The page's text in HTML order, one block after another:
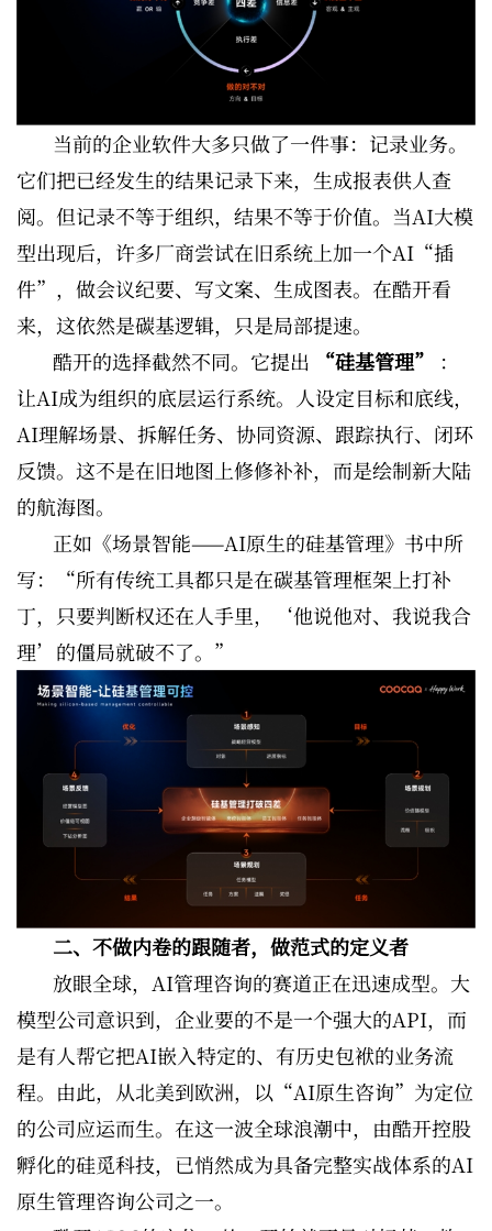
当前的企业软件大多只做了一件事：记录业务。
它们把已经发生的结果记录下来，生成报表供人查
阅。但记录不等于组织，结果不等于价值。当AI大模
型出现后，许多厂商尝试在旧系统上加一个AI“插
件”，做会议纪要、写文案、生成图表。在酷开看
来，这依然是碳基逻辑，只是局部提速。
酷开的选择截然不同。它提出
“硅基管理”
：
让AI成为组织的底层运行系统。人设定目标和底线，
AI理解场景、拆解任务、协同资源、跟踪执行、闭环
反馈。这不是在旧地图上修修补补，而是绘制新大陆
的航海图。
正如《场景智能——AI原生的硅基管理》书中所
写：“所有传统工具都只是在碳基管理框架上打补
丁，只要判断权还在人手里，‘他说他对、我说我合
理’的僵局就破不了。”
二、不做内卷的跟随者，做范式的定义者
放眼全球，AI管理咨询的赛道正在迅速成型。大
模型公司意识到，企业要的不是一个强大的API，而
是有人帮它把AI嵌入特定的、有历史包袱的业务流
程。由此，从北美到欧洲，以“AI原生咨询”为定位
的公司应运而生。在这一波全球浪潮中，由酷开控股
孵化的硅觅科技，已悄然成为具备完整实战体系的AI
原生管理咨询公司之一。